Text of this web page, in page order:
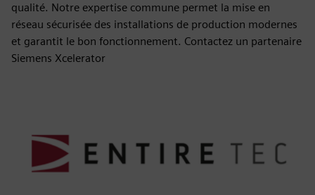
qualité. Notre expertise commune permet la mise en
réseau sécurisée des installations de production modernes
et garantit le bon fonctionnement. Contactez un partenaire
Siemens Xcelerator